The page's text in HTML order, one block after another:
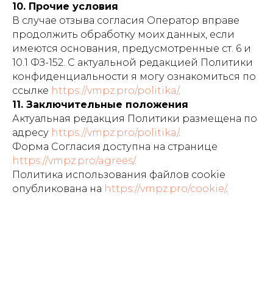
10. Прочие условия
В случае отзыва согласия Оператор вправе
продолжить обработку моих данных, если
имеются основания, предусмотренные ст. 6 и
10.1 ФЗ-152. С актуальной редакцией Политики
конфиденциальности я могу ознакомиться по
ссылке https://vmpz.pro/politika/.
11. Заключительные положения
Актуальная редакция Политики размещена по
адресу https://vmpz.pro/politika/.
Форма Согласия доступна на странице
https://vmpz.pro/agrees/.
Политика использования файлов cookie
опубликована на https://vmpz.pro/cookie/.